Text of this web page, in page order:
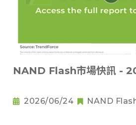
NAND Flash市場快訊 -
2026/06/24 NAND